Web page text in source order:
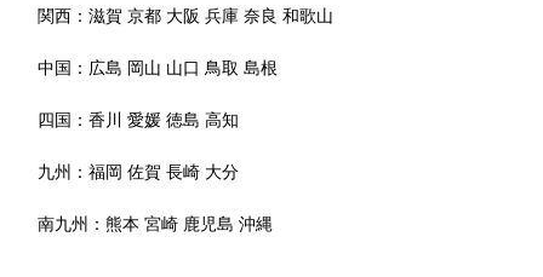
関西：滋賀 京都 大阪 兵庫 奈良 和歌山
中国： 広島 岡山 山口 鳥取 島根
四国：香川 愛媛 徳島 高知
九州：福岡 佐賀 長崎 大分
南九州：熊本 宮崎 鹿児島 沖縄